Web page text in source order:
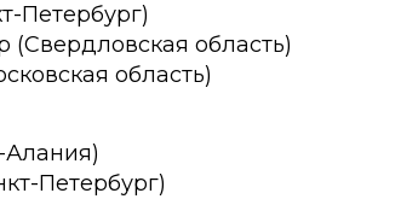
Петербург)
область)
область)
Алания)
Петербург)